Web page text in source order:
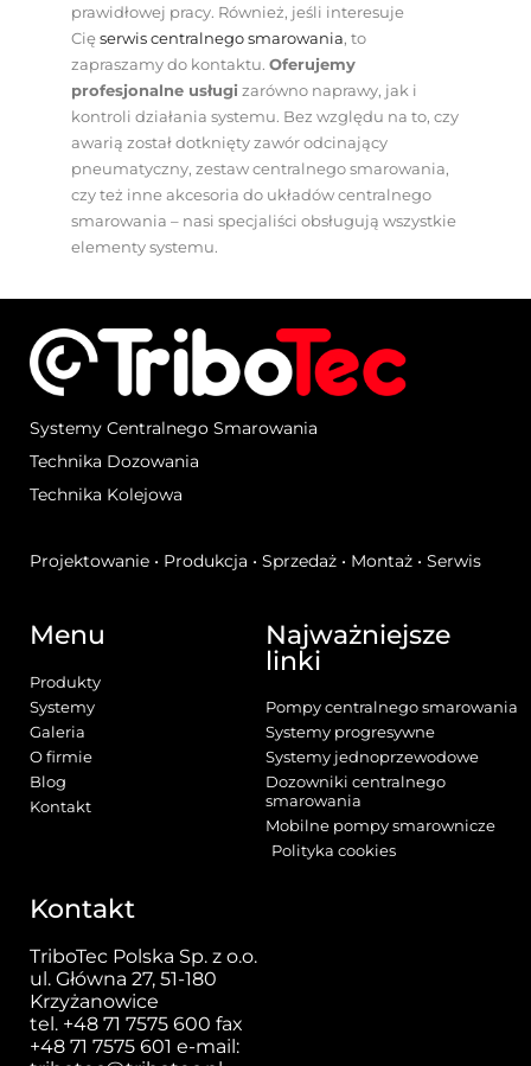
prawidłowej pracy. Również, jeśli interesuje
Cięserwis centralnego smarowania, to
zapraszamy do kontaktu. Oferujemy
profesjonalne usługi zarówno naprawy, jak i
kontroli działania systemu. Bez względu na to, czy
awarią został dotknięty zawór odcinający
pneumatyczny, zestaw centralnego smarowania,
czy też inne akcesoria do układów centralnego
smarowania – nasi specjaliści obsługują wszystkie
elementy systemu.
Systemy Centralnego Smarowania
Technika Dozowania
Technika Kolejowa
Projektowanie • Produkcja • Sprzedaż • Montaż • Serwis
Menu
Produkty
Systemy
Galeria
O firmie
Blog
Kontakt
Najważniejsze
linki
Pompy centralnego smarowania
Systemy progresywne
Systemy jednoprzewodowe
Dozowniki centralnego
smarowania
Mobilne pompy smarownicze
Polityka cookies
Kontakt
TriboTec Polska Sp. z o.o.
ul. Główna 27, 51-180
Krzyżanowice
tel. +48 71 7575 600 fax
+48 71 7575 601 e-mail: